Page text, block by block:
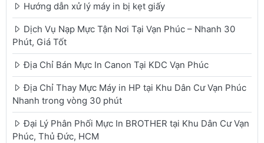
Hướng dẫn xử lý máy in bị kẹt giấy
Dịch Vụ Nạp Mực Tận Nơi Tại Vạn Phúc – Nhanh 30
Phút, Giá Tốt
Địa Chỉ Bán Mực In Canon Tại KDC Vạn Phúc
Địa Chỉ Thay Mực Máy in HP tại Khu Dân Cư Vạn Phúc
Nhanh trong vòng 30 phút
Đại Lý Phân Phối Mực In BROTHER tại Khu Dân Cư Vạn
Phúc, Thủ Đức, HCM